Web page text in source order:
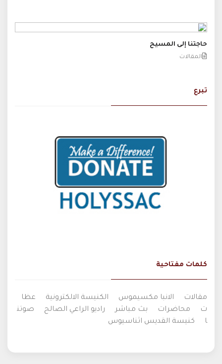
حاجتنا إلى المسيح
المقالات
تبرع
كلمات مفتاحية
مقالات الانبا مكسيموس الكنيسة الالكترونية
عظا
ت
محاضرات بث مباشر راديو الراعي الصالح
صوتن
ا
كنيسة القديس اثناسيوس